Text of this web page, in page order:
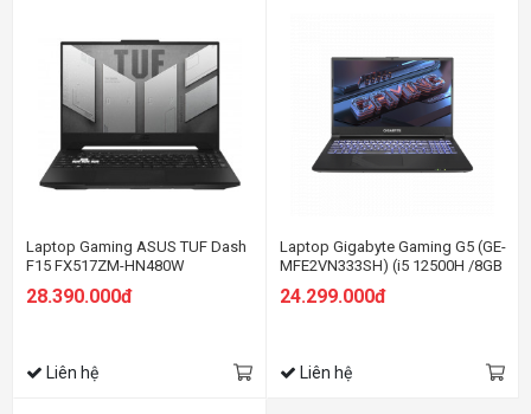
Laptop Gaming ASUS TUF Dash
F15 FX517ZM-HN480W
28.390.000đ
Liên hệ
Laptop Gigabyte Gaming G5 (GE-
MFE2VN333SH) (i5 12500H /8GB
6G/15.6 inch FHD 144Hz/Win 11/
24.299.000đ
Liên hệ